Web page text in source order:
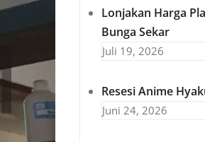
Lonjakan Harga
Bunga Sekar
Juli 19, 2026
Resesi Anime
Juni 24, 2026